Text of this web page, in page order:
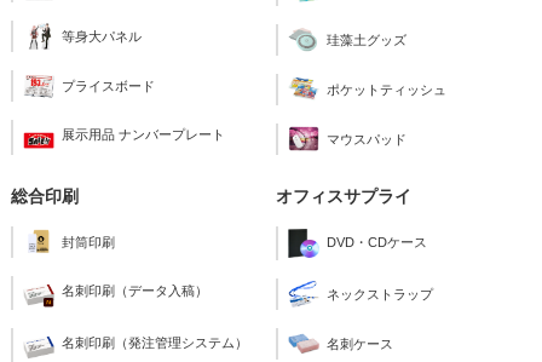
等身大パネル
プライスボード
展示用品 ナンバープレート
珪藻土グッズ
ポケットティッシュ
マウスパッド
総合印刷
封筒印刷
名刺印刷（データ入稿）
名刺印刷（発注管理システム）
オフィスサプライ
DVD・CDケース
ネックストラップ
名刺ケース